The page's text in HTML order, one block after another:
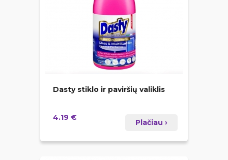
Dasty stiklo ir paviršių valiklis
4.19 €
Plačiau ›